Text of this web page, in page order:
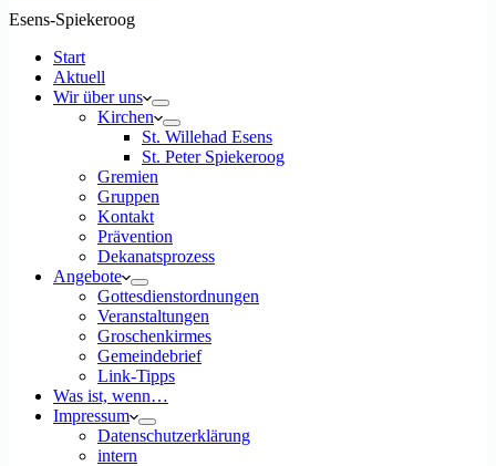
Esens-Spiekeroog
Start
Aktuell
Wir über uns
Kirchen
St. Willehad Esens
St. Peter Spiekeroog
Gremien
Gruppen
Kontakt
Prävention
Dekanatsprozess
Angebote
Gottesdienstordnungen
Veranstaltungen
Groschenkirmes
Gemeindebrief
Link-Tipps
Was ist, wenn…
Impressum
Datenschutzerklärung
intern